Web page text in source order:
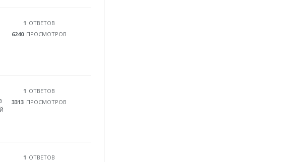
1 ОТВЕТОВ
6240 ПРОСМОТРОВ
1 ОТВЕТОВ
3313 ПРОСМОТРОВ
1 ОТВЕТОВ